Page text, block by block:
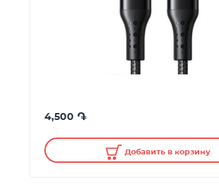
4,500 ֏
Добавить в корзину